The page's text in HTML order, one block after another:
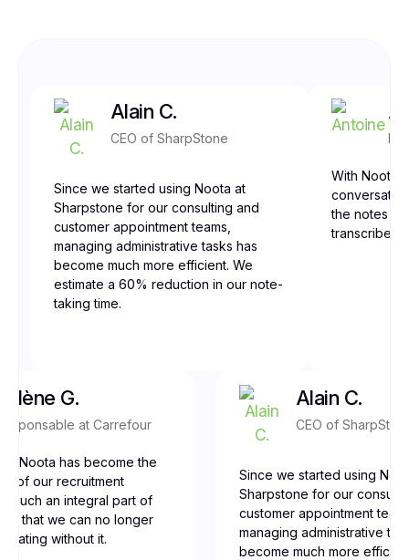
Alain C.
CEO of SharpStone
Since we started using Noota at
Sharpstone for our consulting and
customer appointment teams,
managing administrative tasks has
become much more efficient. We
estimate a 60% reduction in our note-
taking time.
With Noota,
the notes
transcribed,
G.
at Carrefour
Noota has become the
of our recruitment
such an integral part of
that we can no longer
without it.
Alain C.
CEO of
Since we started using
Sharpstone for our
customer appointment
managing administrative
become much more